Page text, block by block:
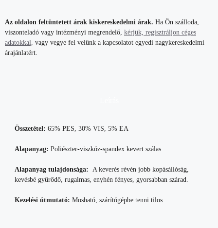
Az oldalon feltüntetett árak kiskereskedelmi árak. Ha Ön szálloda,
viszonteladó vagy intézményi megrendelő, kérjük, regisztráljon céges
adatokkal, vagy vegye fel velünk a kapcsolatot egyedi nagykereskedelmi
árajánlatért.
Összetétel: 65% PES, 30% VIS, 5% EA
Alapanyag: Poliészter-viszkóz-spandex kevert szálas
Alapanyag tulajdonsága: A keverés révén jobb kopásállóság,
kevésbé gyűrődő, rugalmas, enyhén fényes, gyorsabban szárad.
Kezelési útmutató: Mosható, szárítógépbe tenni tilos.